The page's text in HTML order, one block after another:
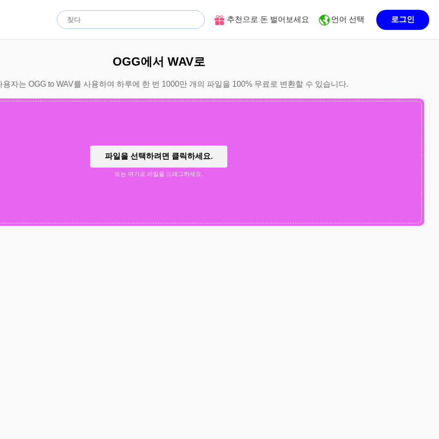
추천으로 돈 벌어보세요 언어 선택 로그인
OGG에서 WAV로
용자는 OGG to WAV를 사용하여 하루에 한 번 1000만 개의 파일을 100% 무료로 변환할 수 있습니다.
파일을 선택하려면 클릭하세요.
또는 여기로 파일을 드래그하세요.